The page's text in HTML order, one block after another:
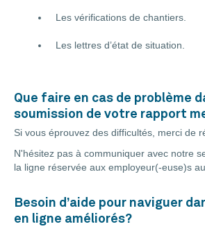
Les vérifications de chantiers.
Les lettres d’état de situation.
Que faire en cas de problème
soumission de votre rapport
Si vous éprouvez des difficultés, merci de
N'hésitez pas à communiquer avec notre
la ligne réservée aux employeur(-euse)s
Besoin d’aide pour naviguer
en ligne améliorés?